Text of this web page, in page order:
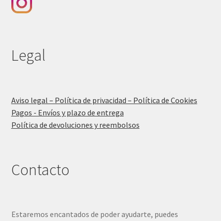
Legal
Aviso legal – Política de privacidad – Política de Cookies
Pagos - Envíos y plazo de entrega
Política de devoluciones y reembolsos
Contacto
Estaremos encantados de poder ayudarte, puedes